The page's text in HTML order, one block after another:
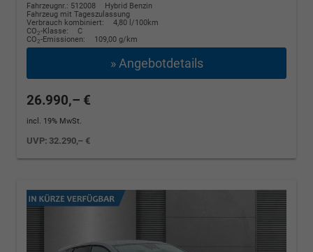
Fahrzeugnr.: 512008
Hybrid Benzin
Fahrzeug mit Tageszulassung
Verbrauch kombiniert:
4,80 l/100km
CO2-Klasse:
C
CO2-Emissionen: 109,00 g/km
» Angebotdetails
26.990,– €
incl. 19% MwSt.
UVP: 32.290,– €